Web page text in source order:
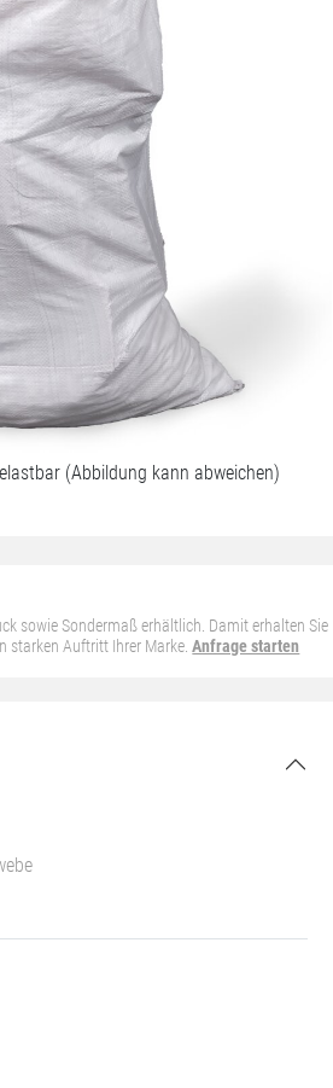
(Abbildung kann abweichen)
sowie Sondermaß erhältlich. Damit erhalten Sie
starken Auftritt Ihrer Marke.Anfrage starten